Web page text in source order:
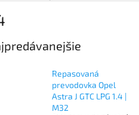
Repasovaná
prevodovka Opel
Astra J GTC LPG 1.4 |
M32